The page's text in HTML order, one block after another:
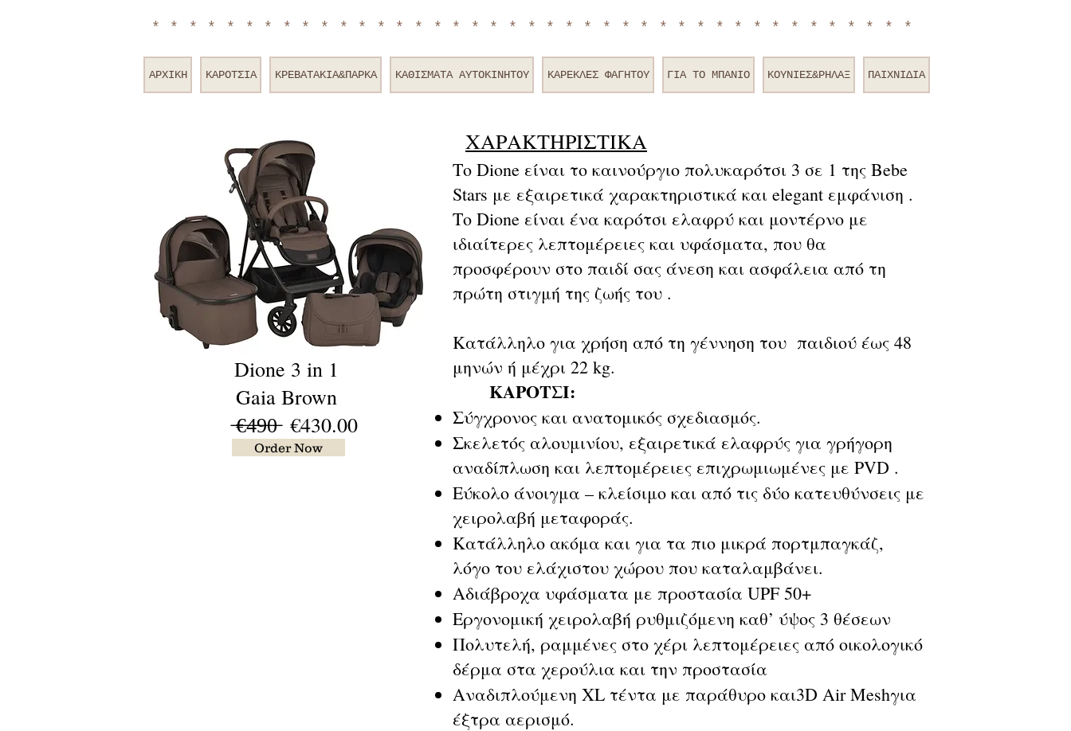
*****************************************
ΑΡΧΙΚΗ ΚΑΡΟΤΣΙΑ ΚΡΕΒΑΤΑΚΙΑ&ΠΑΡΚΑ ΚΑΘΙΣΜΑΤΑ ΑΥΤΟΚΙΝΗΤΟΥ ΚΑΡΕΚΛΕΣ ΦΑΓΗΤΟΥ ΓΙΑ TO ΜΠΑΝΙΟ ΚΟΥΝΙΕΣ&ΡΗΛΑΞ ΠΑΙΧΝΙΔΙΑ
Dione 3 in 1
Gaia Brown
̶€̶4̶9̶0̶ €430.00
Order Now
ΧΑΡΑΚΤΗΡΙΣΤΙΚΑ
Το Dione είναι το καινούργιο πολυκαρότσι 3 σε 1 της Bebe
Stars με εξαιρετικά χαρακτηριστικά και elegant εμφάνιση .
Το Dione είναι ένα καρότσι ελαφρύ και μοντέρνο με
ιδιαίτερες λεπτομέρειες και υφάσματα, που θα
προσφέρουν στο παιδί σας άνεση και ασφάλεια από τη
πρώτη στιγμή της ζωής του .
Κατάλληλο για χρήση από τη γέννηση του παιδιού έως 48
μηνών ή μέχρι 22 kg.
ΚΑΡΟΤΣΙ:
Σύγχρονος και ανατομικός σχεδιασμός.
Σκελετός αλουμινίου, εξαιρετικά ελαφρύς για γρήγορη
αναδίπλωση και λεπτομέρειες επιχρωμιωμένες με PVD .
Εύκολο άνοιγμα – κλείσιμο και από τις δύο κατευθύνσεις με
χειρολαβή μεταφοράς.
Κατάλληλο ακόμα και για τα πιο μικρά πορτμπαγκάζ,
λόγο του ελάχιστου χώρου που καταλαμβάνει.
Αδιάβροχα υφάσματα με προστασία UPF 50+
Εργονομική χειρολαβή ρυθμιζόμενη καθ’ ύψος 3 θέσεων
Πολυτελή, ραμμένες στο χέρι λεπτομέρειες από οικολογικό
δέρμα στα χερούλια και την προστασία
Αναδιπλούμενη XL τέντα με παράθυρο και3D Air Meshγια
έξτρα αερισμό.